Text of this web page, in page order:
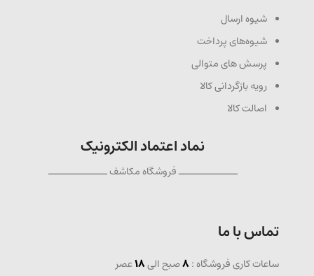
شیوه ارسال
شیوه‌های پرداخت
پرسش های متوالی
رویه بازگردانی کالا
اصالت کالا
نماد اعتماد الکترونیک
ــــــــــــــ فروشگاه مکاشف ــــــــــــــ
تماس با ما
ساعات کاری فروشگاه :8صبح الی18عصر